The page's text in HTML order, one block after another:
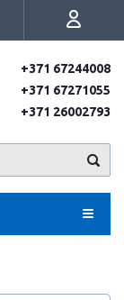
+371 67244008
+371 67271055
+371 26002793